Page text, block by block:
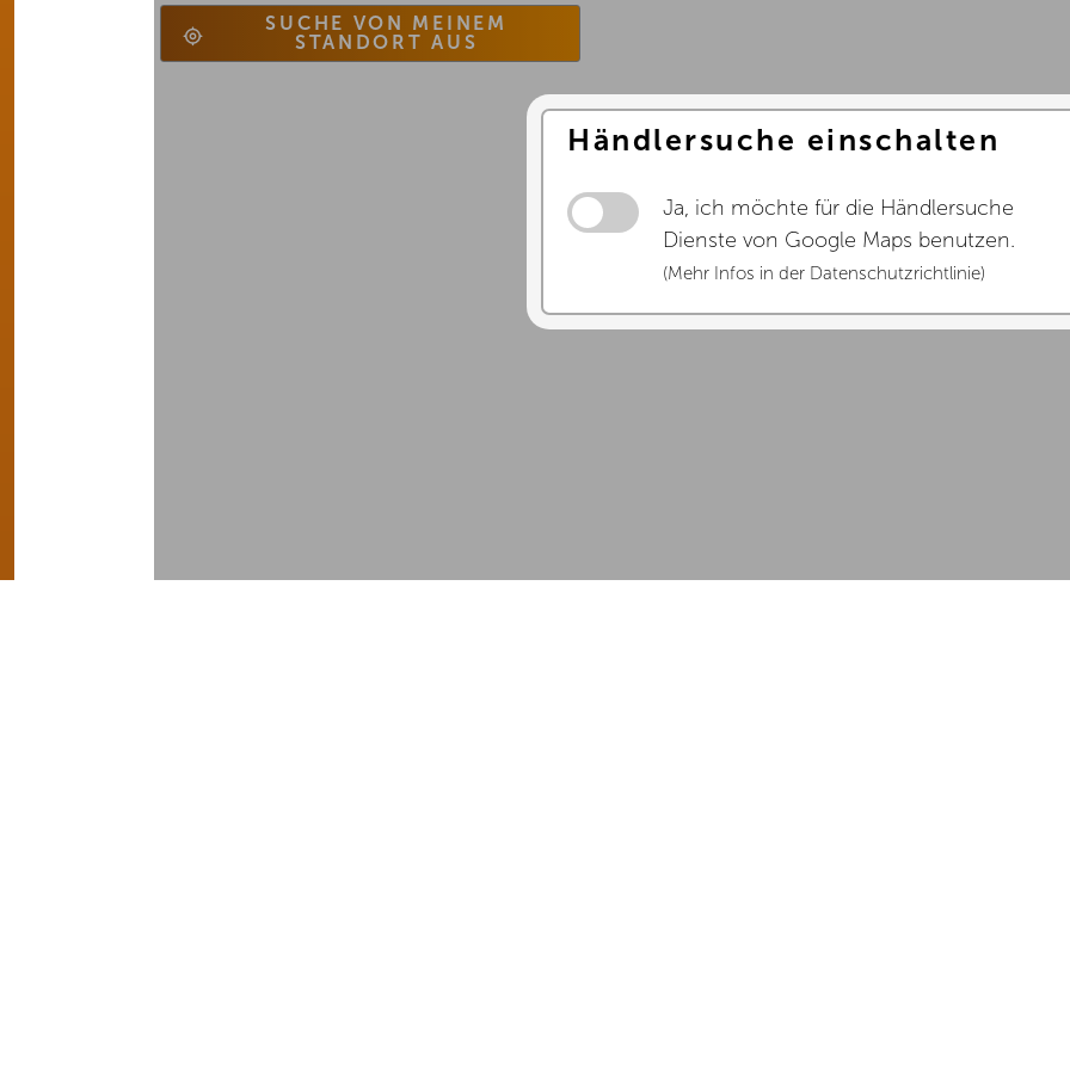
Händlersuche einschalten
Ja, ich möchte für die Händlersuche
Dienste von Google Maps benutzen.
(Mehr Infos in der Datenschutzrichtlinie)
SUCHE VON MEINEM
STANDORT AUS